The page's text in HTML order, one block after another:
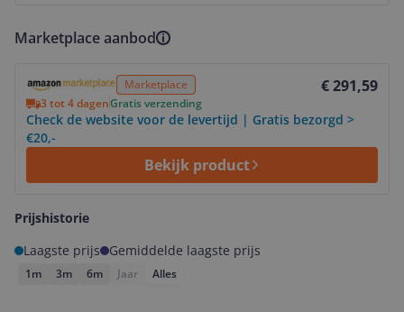
Marketplace aanbod
Marketplace € 291,59
3 tot 4 dagenGratis verzending
Check de website voor de levertijd | Gratis bezorgd >
€20,-
Bekijk product
Prijshistorie
Laagste prijs
Gemiddelde laagste prijs
1m 3m 6m Jaar Alles